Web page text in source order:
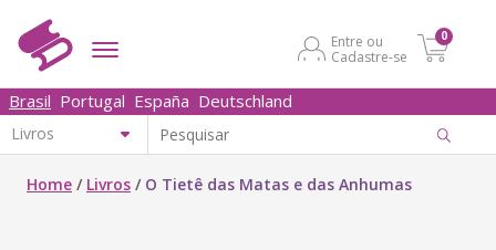
Entre ou
Cadastre-se
0
Brasil Portugal España Deutschland
Home / Livros / O Tietê das Matas e das Anhumas